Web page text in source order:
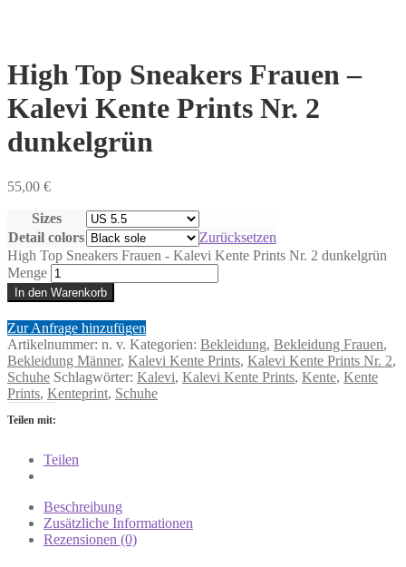
High Top Sneakers Frauen –
Kalevi Kente Prints Nr. 2
dunkelgrün
55,00 €
Sizes
Detail colors
Zurücksetzen
High Top Sneakers Frauen - Kalevi Kente Prints Nr. 2 dunkelgrün
Menge
In den Warenkorb
Zur Anfrage hinzufügen
Artikelnummer: n. v. Kategorien: Bekleidung, Bekleidung Frauen,
Bekleidung Männer, Kalevi Kente Prints, Kalevi Kente Prints Nr. 2,
Schuhe Schlagwörter: Kalevi, Kalevi Kente Prints, Kente, Kente
Prints, Kenteprint, Schuhe
Teilen mit:
Teilen
Beschreibung
Zusätzliche Informationen
Rezensionen (0)